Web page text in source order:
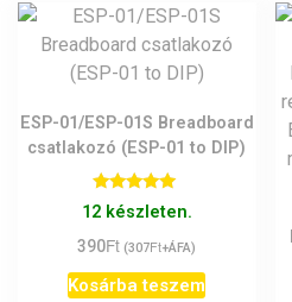
ESP-01/ESP-01S Breadboard
csatlakozó (ESP-01 to DIP)
Értékelés:
5.00
12 készleten.
390Ft (307Ft+ÁFA)
Kosárba teszem